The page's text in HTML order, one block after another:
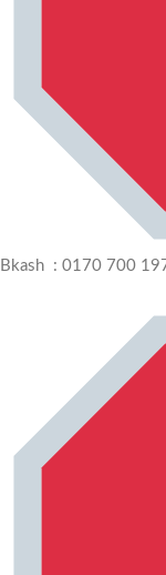
Bkash : 0170 700